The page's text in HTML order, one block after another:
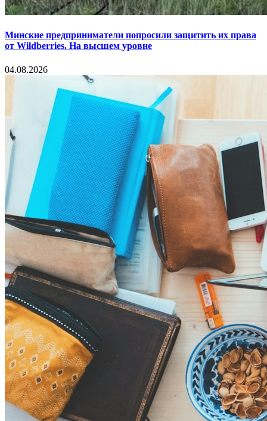
Минские предприниматели попросили защитить их права
от Wildberries. На высшем уровне
04.08.2026